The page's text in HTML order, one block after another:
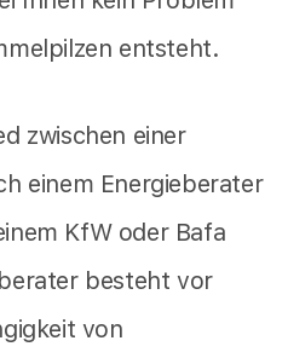
entsteht.
zwischen einer
einem Energieberater
KfW oder Bafa
besteht vor
von